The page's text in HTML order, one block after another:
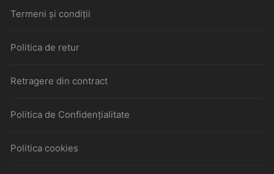
Termeni și condiții
Politica de retur
Retragere din contract
Politica de Confidențialitate
Politica cookies